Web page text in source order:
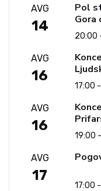
AVG
14
Pol
Gora
20:00
AVG
16
17:00
AVG
16
19:00
AVG
17
17:00